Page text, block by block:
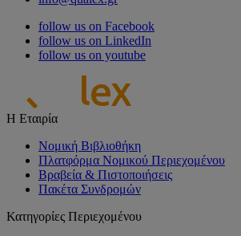
follow us on Facebook
follow us on LinkedIn
follow us on youtube
Η Εταιρία
Νομική Βιβλιοθήκη
Πλατφόρμα Νομικού Περιεχομένου
Βραβεία & Πιστοποιήσεις
Πακέτα Συνδρομών
Κατηγορίες Περιεχομένου